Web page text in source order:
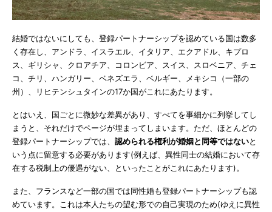
結婚ではないにしても、登録パートナーシップを認めている国は数多
く存在し、アンドラ、イスラエル、イタリア、エクアドル、キプロ
ス、ギリシャ、クロアチア、コロンビア、スイス、スロベニア、チェ
コ、チリ、ハンガリー、ベネズエラ、ベルギー、メキシコ（一部の
州）、リヒテンシュタインの17か国がこれにあたります。
とはいえ、国ごとに微妙な差異があり、すべてを事細かに列挙してし
まうと、それだけでページが埋まってしまいます。ただ、ほとんどの
登録パートナーシップでは、 認められる権利が婚姻と同等ではないと
いう点に留意する必要があります(例えば、異性同士の結婚において存
在する税制上の優遇がない、といったことがこれにあたります)。
また、フランスなど一部の国では同性婚も登録パートナーシップも認
めています。これは本人たちの望む形での自己実現のため(ゆえに異性